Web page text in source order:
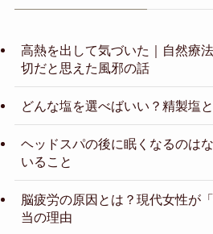
高熱を出して気づいた｜自然療
切だと思えた風邪の話
どんな塩を選べばいい？精製塩
ヘッドスパの後に眠くなるのは
いること
脳疲労の原因とは？現代女性が
当の理由